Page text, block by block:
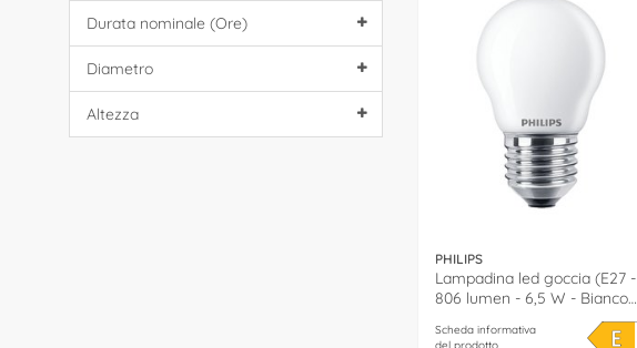
Durata nominale (Ore)
Diametro
Altezza
PHILIPS
Lampadina led goccia (E27 -
806 lumen - 6,5 W - Bianco
Scheda informativa